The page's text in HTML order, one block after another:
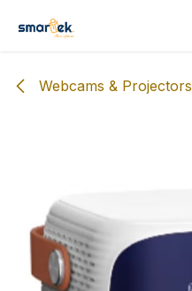
Webcams & Projectors